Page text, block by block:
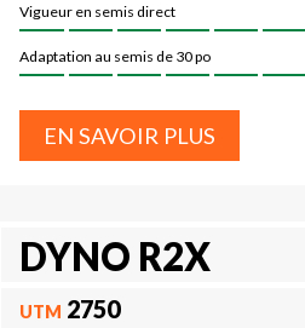
Vigueur en semis direct
Adaptation au semis de 30 po
EN SAVOIR PLUS
DYNO R2X
UTM 2750